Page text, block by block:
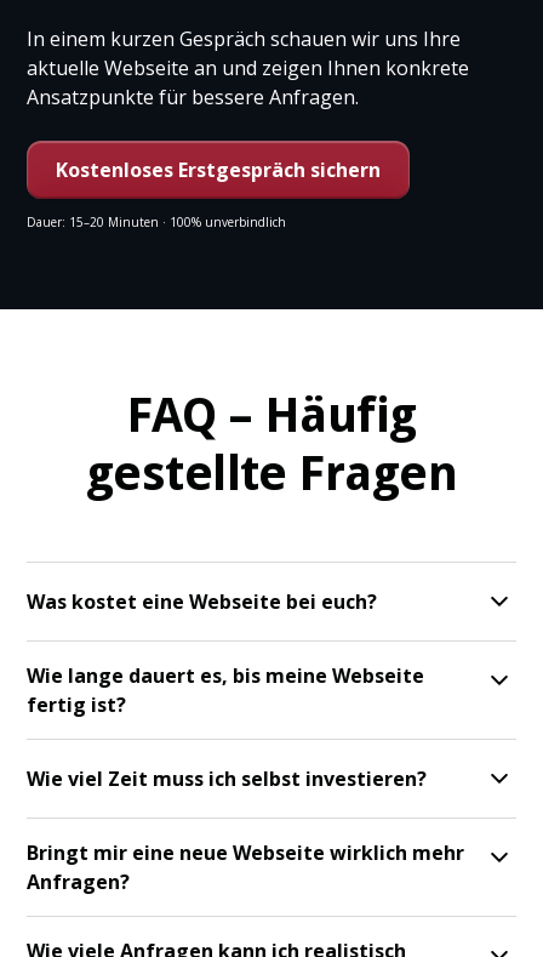
In einem kurzen Gespräch schauen wir uns Ihre
aktuelle Webseite an und zeigen Ihnen konkrete
Ansatzpunkte für bessere Anfragen.
Kostenloses Erstgespräch sichern
Dauer: 15–20 Minuten · 100% unverbindlich
FAQ – Häufig
gestellte Fragen
Was kostet eine Webseite bei euch?
Erstgespräch erhalten Sie ein transparentes
Festpreis-Angebot – ohne versteckte Kosten.
Wie lange dauert es, bis meine Webseite
fertig ist?
Wochen – abhängig vom Umfang. Sie wissen
jederzeit, in welcher Phase sich Ihr Projekt befindet.
Wie viel Zeit muss ich selbst investieren?
Struktur, Texte und Umsetzung. Sie geben nur an
den entscheidenden Stellen Feedback.
Bringt mir eine neue Webseite wirklich mehr
Anfragen?
Wie viele Anfragen kann ich realistisch